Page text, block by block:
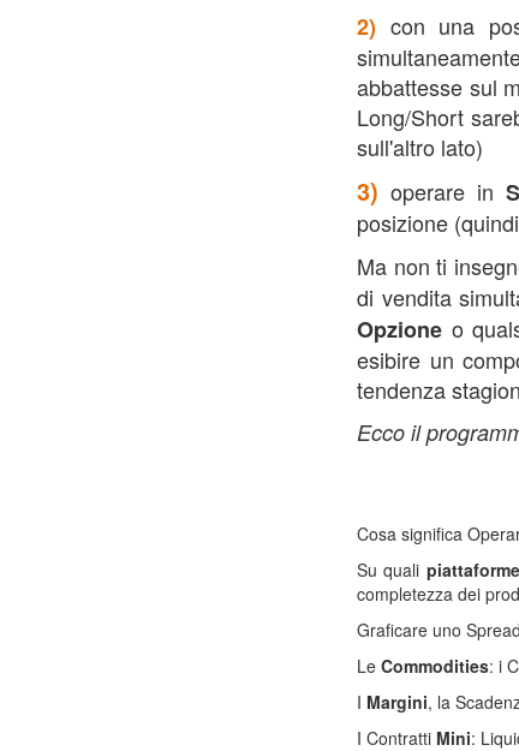
2) con una
abbattesse sul
Long/Short
sull'altro lato)
3) operare in
posizione
Ma non ti
di vendita
Opzione o
esibire un
tendenza
Ecco il
Cosa significa
Su quali piattaforme
completezza dei
Graficare uno
Le Commodities: i
I Margini, la
I Contratti Mini: